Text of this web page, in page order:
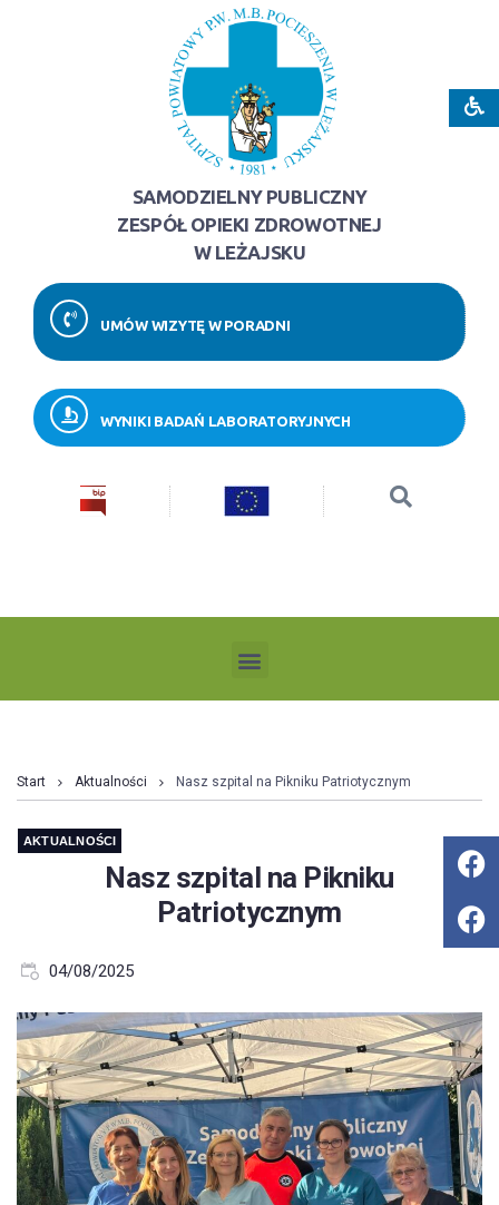
SAMODZIELNY PUBLICZNY
ZESPÓŁ OPIEKI ZDROWOTNEJ
W LEŻAJSKU
UMÓW WIZYTĘ W PORADNI
WYNIKI BADAŃ LABORATORYJNYCH
Start Aktualności Nasz szpital na Pikniku Patriotycznym
AKTUALNOŚCI
Nasz szpital na Pikniku
Patriotycznym
04/08/2025